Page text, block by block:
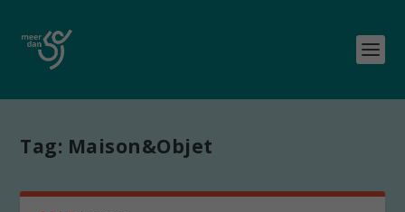
Tag: Maison&Objet